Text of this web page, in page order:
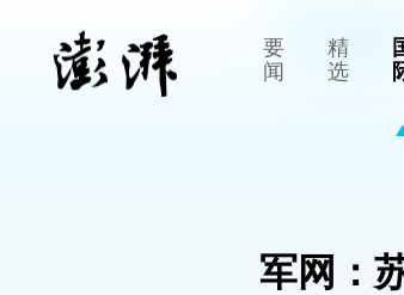
要
闻
精
选
军网：